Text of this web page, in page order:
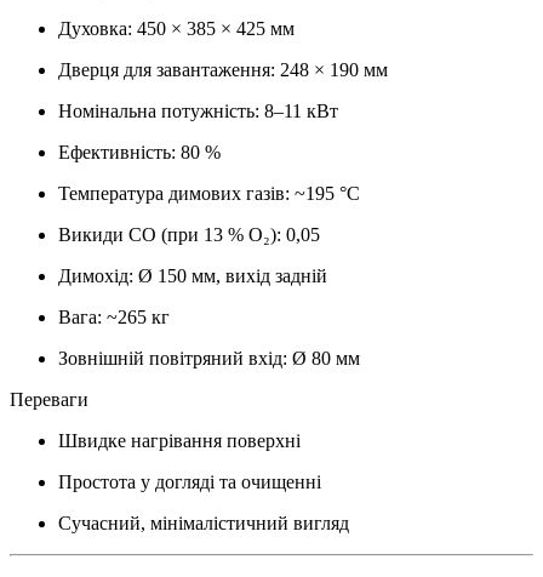
Духовка: 450 × 385 × 425 мм
Дверця для завантаження: 248 × 190 мм
Номінальна потужність: 8–11 кВт
Ефективність: 80 %
Температура димових газів: ~195 °С
Викиди CO (при 13 % O₂): 0,05
Димохід: Ø 150 мм, вихід задній
Вага: ~265 кг
Зовнішній повітряний вхід: Ø 80 мм
Переваги
Швидке нагрівання поверхні
Простота у догляді та очищенні
Сучасний, мінімалістичний вигляд